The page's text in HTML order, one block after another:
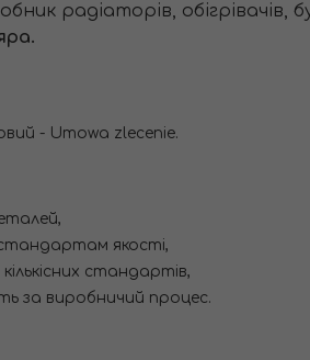
радіаторів,
- Umowa zlecenie.
стандартам якості,
стандартів,
за виробничий процес.